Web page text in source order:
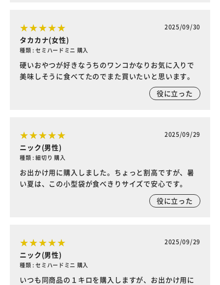
2025/09/30
タカカナ(女性)
種類 : セミハードミニ 購入
硬いおやつが好きなうちのワンコかなりお気に入りで
美味しそうに食べてたのでまた買いたいと思います。
役に立った
2025/09/29
ニック(男性)
種類 : 細切り 購入
お出かけ用に購入しました。ちょっと割高ですが、暑
い夏は、この小型袋が食べきりサイズで安心です。
役に立った
2025/09/29
ニック(男性)
種類 : セミハードミニ 購入
いつも同商品の１キロを購入しますが、お出かけ用に